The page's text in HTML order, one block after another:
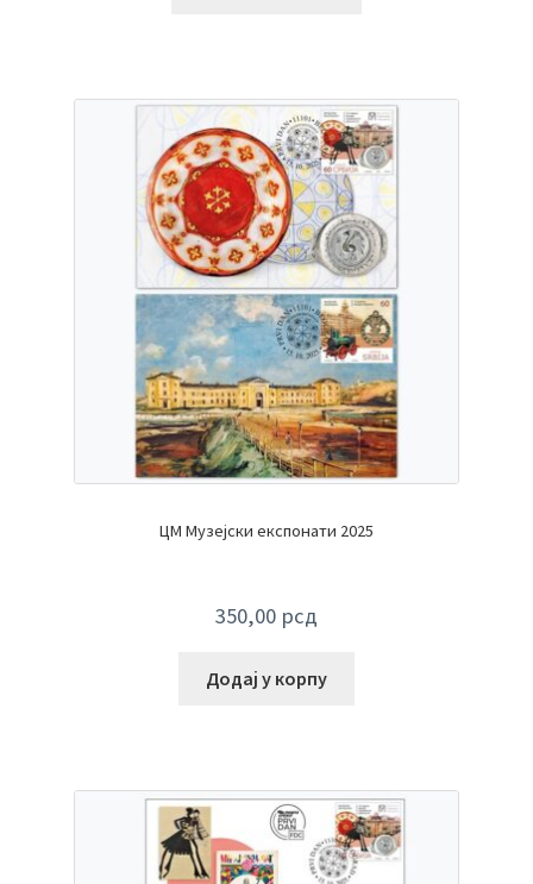
ЦМ Музејски експонати 2025
350,00 рсд
Додај у корпу